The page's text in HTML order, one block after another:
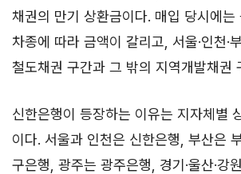
채권의 만기 상환금이다. 매입 당시에는
차종에 따라 금액이 갈리고, 서울·인천·
철도채권 구간과 그 밖의 지역개발채권
신한은행이 등장하는 이유는 지자체별
이다. 서울과 인천은 신한은행, 부산은
구은행, 광주는 광주은행, 경기·울산·강